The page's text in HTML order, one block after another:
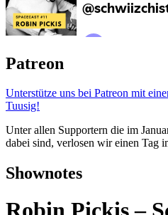
Patreon
Unterstütze uns bei Patreon mit
Tuusig!
Unter allen Supportern die im
dabei sind, verlosen wir einen Tag
Shownotes